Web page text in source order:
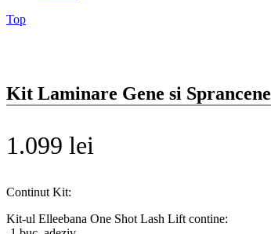
Top
Kit Laminare Gene si
1.099 lei
Continut Kit:
Kit-ul Elleebana One Shot Lash Lift contine: